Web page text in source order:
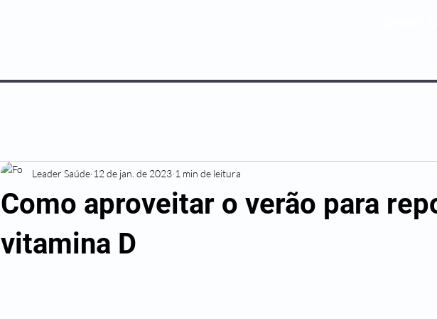
Como aproveitar o verão para
vitamina D
Leader Saúde 12 de jan. de 2023 1 min de leitura